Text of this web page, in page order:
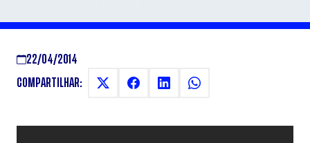
22/04/2014
COMPARTILHAR: